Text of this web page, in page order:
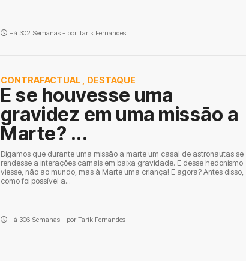
Há 302 Semanas - por Tarik Fernandes
CONTRAFACTUAL DESTAQUE
E se houvesse uma
gravidez em uma missão a
Marte? ...
Digamos que durante uma missão a marte um casal de astronautas se
rendesse a interações carnais em baixa gravidade. E desse hedonismo
viesse, não ao mundo, mas à Marte uma criança! E agora? Antes disso,
como foi possível a...
Há 306 Semanas - por Tarik Fernandes